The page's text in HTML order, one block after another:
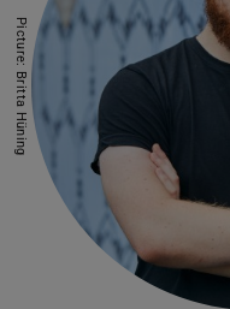
Picture: Britta Hüning